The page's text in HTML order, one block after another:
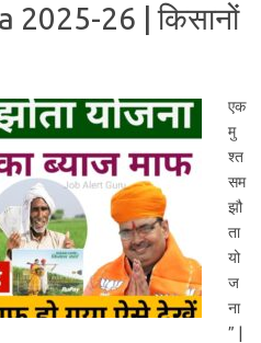
2025-26 | किसानों
एक
मु
श्त
सम
झौ
ता
यो
ज
ना
” |